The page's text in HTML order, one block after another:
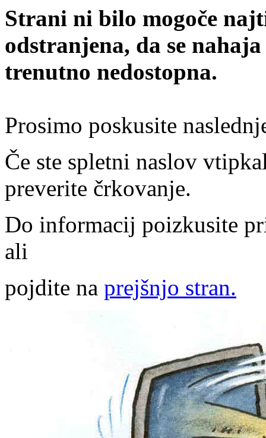
Strani ni bilo mogoče
odstranjena, da se
trenutno nedostopna.
Prosimo poskusite
Če ste spletni naslov
preverite črkovanje.
Do informacij poizkusite
ali
pojdite na prejšnjo stran.